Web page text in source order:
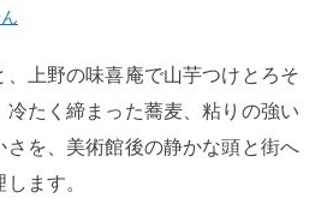
上野の味喜庵で山芋つけとろそ
たく締まった蕎麦、粘りの強い
を、美術館後の静かな頭と街へ
ます。